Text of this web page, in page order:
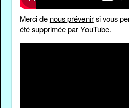
Merci de nous prévenirsi vous
été supprimée par YouTube.